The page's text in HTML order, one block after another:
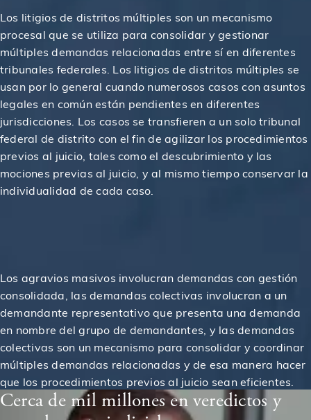
Los litigios de distritos múltiples son un mecanismo
procesal que se utiliza para consolidar y gestionar
múltiples demandas relacionadas entre sí en diferentes
tribunales federales. Los litigios de distritos múltiples se
usan por lo general cuando numerosos casos con asuntos
legales en común están pendientes en diferentes
jurisdicciones. Los casos se transfieren a un solo tribunal
federal de distrito con el fin de agilizar los procedimientos
previos al juicio, tales como el descubrimiento y las
mociones previas al juicio, y al mismo tiempo conservar la
individualidad de cada caso.
Los agravios masivos involucran demandas con gestión
consolidada, las demandas colectivas involucran a un
demandante representativo que presenta una demanda
en nombre del grupo de demandantes, y las demandas
colectivas son un mecanismo para consolidar y coordinar
múltiples demandas relacionadas y de esa manera hacer
que los procedimientos previos al juicio sean eficientes.
Cerca de mil millones en veredictos y
$5,500,000
Veredicto otorgado a un trabajador en una obra de
construcción
$5,750,000
Otorgado a un trabajador lesionado en un sitio de
construcción
$6,500,000 Acuerdo en un caso de accidente de construcción
$2,980,000 Otorgado en un Caso de Accidente de Construcción
$4,800,000 Otorgado en un caso de accidente de construcción
$2,980,000
$1,100,000
Acuerdo para víctima de resbalón y caída en el metro
de NYC